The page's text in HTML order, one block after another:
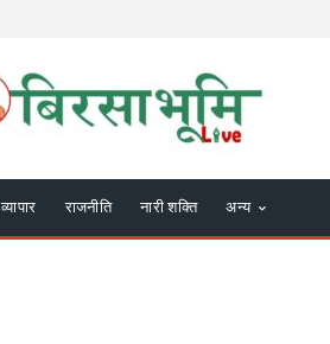
व्यापार राजनीति नारी शक्ति अन्य